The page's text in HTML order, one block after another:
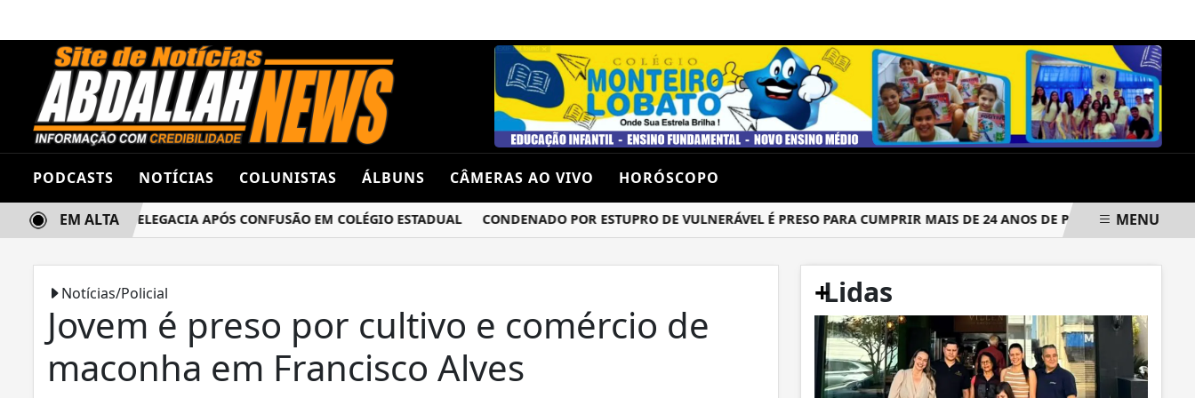
PODCASTS NOTÍCIAS COLUNISTAS ÁLBUNS CÂMERAS AO VIVO HORÓSCOPO
TERMINA NA DELEGACIA APÓS CONFUSÃO EM COLÉGIO ESTADUAL CONDENADO POR ESTUPRO DE VULNERÁVEL É PRESO PARA CUMPRIR MAIS DE 24 ANOS DE PRISÃO CRIMINOSOS
EM ALTA MENU
Notícias/Policial
Jovem é preso por cultivo e comércio de
maconha em Francisco Alves
+
Lidas